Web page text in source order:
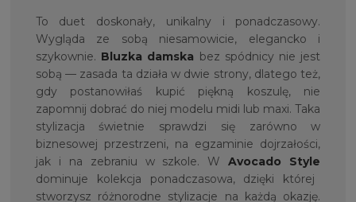
To duet doskonały, unikalny i ponadczasowy.
Wygląda ze sobą niesamowicie, elegancko i
szykownie. Bluzka damska bez spódnicy nie jest
sobą — zasada ta działa w dwie strony, dlatego też,
gdy postanowiłaś kupić piękną koszulę, nie
zapomnij dobrać do niej modelu midi lub maxi. Taka
stylizacja świetnie sprawdzi się zarówno w
biznesowej przestrzeni, na egzaminie dojrzałości,
jak i na zebraniu w szkole. WAvocado Style
dominuje kolekcja ponadczasowa, dzięki której
stworzysz różnorodne stylizacje na każdą okazję.